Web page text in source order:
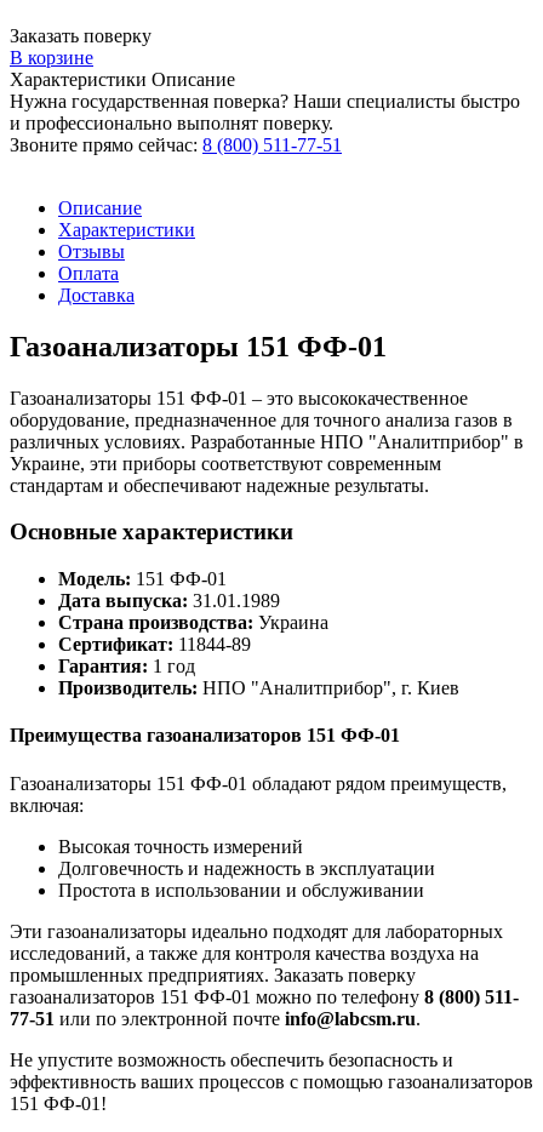
Заказать поверку
В корзине
Характеристики Описание
Нужна государственная поверка? Наши специалисты быстро
и профессионально выполнят поверку.
Звоните прямо сейчас: 8 (800) 511-77-51
Описание
Характеристики
Отзывы
Оплата
Доставка
Газоанализаторы 151 ФФ-01
Газоанализаторы 151 ФФ-01 – это высококачественное
оборудование, предназначенное для точного анализа газов в
различных условиях. Разработанные НПО "Аналитприбор" в
Украине, эти приборы соответствуют современным
стандартам и обеспечивают надежные результаты.
Основные характеристики
Модель: 151 ФФ-01
Дата выпуска: 31.01.1989
Страна производства: Украина
Сертификат: 11844-89
Гарантия: 1 год
Производитель: НПО "Аналитприбор", г. Киев
Преимущества газоанализаторов 151 ФФ-01
Газоанализаторы 151 ФФ-01 обладают рядом преимуществ,
включая:
Высокая точность измерений
Долговечность и надежность в эксплуатации
Простота в использовании и обслуживании
Эти газоанализаторы идеально подходят для лабораторных
исследований, а также для контроля качества воздуха на
промышленных предприятиях. Заказать поверку
газоанализаторов 151 ФФ-01 можно по телефону 8 (800) 511-
77-51 или по электронной почте info@labcsm.ru.
Не упустите возможность обеспечить безопасность и
эффективность ваших процессов с помощью газоанализаторов
151 ФФ-01!